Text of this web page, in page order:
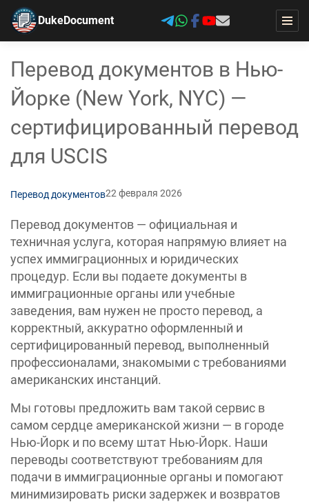
DukeDocument
Перевод документов в Нью-
Йорке (New York, NYC) —
сертифицированный перевод
для USCIS
Перевод документов22 февраля 2026
Перевод документов — официальная и
техничная услуга, которая напрямую влияет на
успех иммиграционных и юридических
процедур. Если вы подаете документы в
иммиграционные органы или учебные
заведения, вам нужен не просто перевод, а
корректный, аккуратно оформленный и
сертифицированный перевод, выполненный
профессионалами, знакомыми с требованиями
американских инстанций.
Мы готовы предложить вам такой сервис в
самом сердце американской жизни — в городе
Нью-Йорк и по всему штат Нью-Йорк. Наши
переводы соответствуют требованиям для
подачи в иммиграционные органы и помогают
минимизировать риски задержек и возвратов